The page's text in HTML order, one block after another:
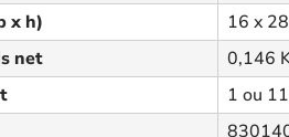
x h)
16 x
net
0,146
1 ou